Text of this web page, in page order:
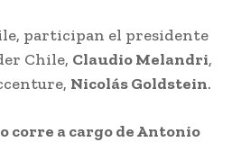
participan el presidente
Chile, Claudio Melandri,
Nicolás Goldstein.
corre a cargo de Antonio